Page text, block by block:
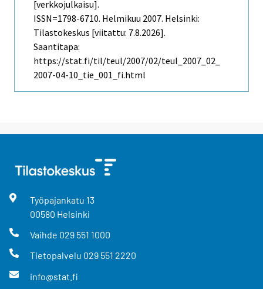
[verkkojulkaisu].
ISSN=1798-6710. Helmikuu 2007. Helsinki:
Tilastokeskus [viitattu: 7.8.2026].
Saantitapa:
https://stat.fi/til/teul/2007/02/teul_2007_02_
2007-04-10_tie_001_fi.html
Työpajankatu 13
00580 Helsinki
Vaihde 029 551 1000
Tietopalvelu 029 551 2220
info@stat.fi